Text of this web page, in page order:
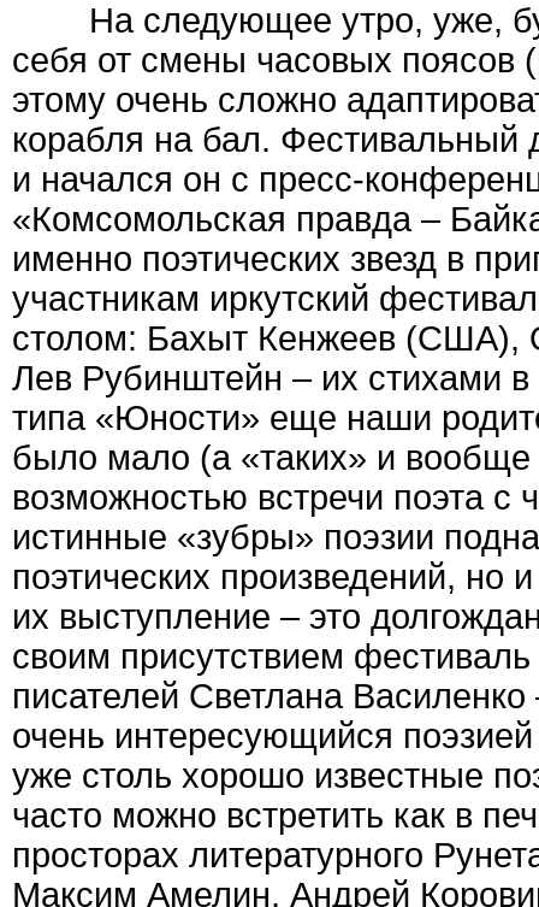
На следующее утро, уже,
себя от смены часовых поясов
этому очень сложно
корабля на бал.
и начался он с пресс-
«Комсомольская правда –
именно поэтических звезд в
участникам иркутский
столом: Бахыт Кенжеев (США),
Лев Рубинштейн – их стихами
типа «Юности» еще наши
было мало (а «таких» и вообще
возможностью встречи поэта с
истинные «зубры» поэзии
поэтических произведений, но
их выступление – это
своим присутствием
писателей Светлана
очень интересующийся
уже столь хорошо известные
часто можно встретить как в
просторах литературного
Максим Амелин, Андрей